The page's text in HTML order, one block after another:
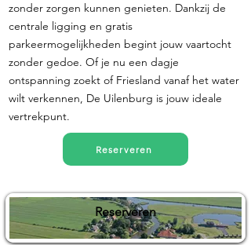
zonder zorgen kunnen genieten. Dankzij de
centrale ligging en gratis
parkeermogelijkheden begint jouw vaartocht
zonder gedoe. Of je nu een dagje
ontspanning zoekt of Friesland vanaf het water
wilt verkennen, De Uilenburg is jouw ideale
vertrekpunt.
Reserveren
Reserveren